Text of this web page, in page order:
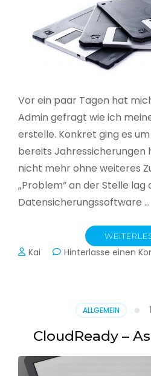
Vor ein paar Tagen hat
Admin gefragt wie ich
erstelle. Konkret ging es um
bereits Jahressicherungen
nicht mehr ohne weiteres
„Problem“ an der Stelle
Datensicherungssoftware …
Kai Hinterlasse einen
ALLGEMEIN
CloudReady –